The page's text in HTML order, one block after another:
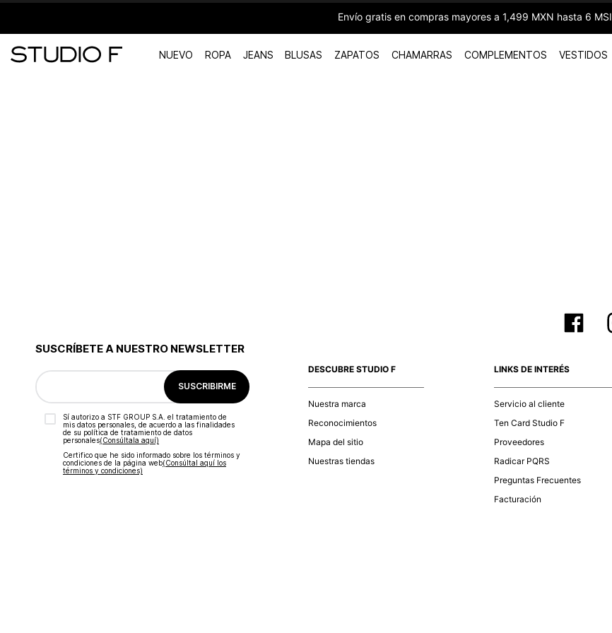
Envío gratis en compras mayores a 1,499 MXN hasta 6 MSI
NUEVO ROPA JEANS BLUSAS ZAPATOS CHAMARRAS COMPLEMENTOS VESTIDOS
SUSCRÍBETE A NUESTRO NEWSLETTER
SUSCRIBIRME
Sí autorizo a STF GROUP S.A. el tratamiento de
mis datos personales, de acuerdo a las finalidades
de su política de tratamiento de datos
personales‎(Consúltala aquí)
Certifico que he sido informado sobre los términos y
condiciones de la página web‎(Consúltal aquí los
términos y condiciones)
DESCUBRE STUDIO F
Nuestra marca
Reconocimientos
Mapa del sitio
Nuestras tiendas
LINKS DE INTERÉS
Servicio al cliente
Ten Card Studio F
Proveedores
Radicar PQRS
Preguntas Frecuentes
Facturación